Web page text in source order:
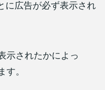
に広告が必ず表示され
示されたかによっ
す。